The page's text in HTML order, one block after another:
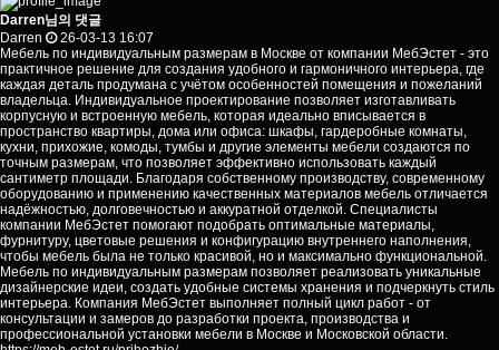
Darren님의 댓글
Darren
26-03-13 16:07
Мебель по индивидуальным размерам в Москве от компании МебЭстет - это
практичное решение для создания удобного и гармоничного интерьера, где
каждая деталь продумана с учётом особенностей помещения и пожеланий
владельца. Индивидуальное проектирование позволяет изготавливать
корпусную и встроенную мебель, которая идеально вписывается в
пространство квартиры, дома или офиса: шкафы, гардеробные комнаты,
кухни, прихожие, комоды, тумбы и другие элементы мебели создаются по
точным размерам, что позволяет эффективно использовать каждый
сантиметр площади. Благодаря собственному производству, современному
оборудованию и применению качественных материалов мебель отличается
надёжностью, долговечностью и аккуратной отделкой. Специалисты
компании МебЭстет помогают подобрать оптимальные материалы,
фурнитуру, цветовые решения и конфигурацию внутреннего наполнения,
чтобы мебель была не только красивой, но и максимально функциональной.
Мебель по индивидуальным размерам позволяет реализовать уникальные
дизайнерские идеи, создать удобные системы хранения и подчеркнуть стиль
интерьера. Компания МебЭстет выполняет полный цикл работ - от
консультации и замеров до разработки проекта, производства и
профессиональной установки мебели в Москве и Московской области.